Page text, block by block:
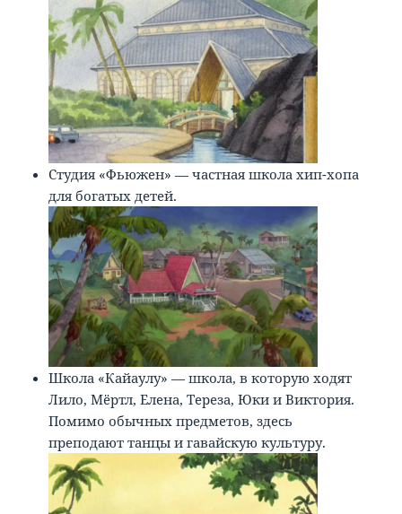
Студия «Фьюжен» — частная школа хип-хопа
для богатых детей.
Школа «Кайаулу» — школа, в которую ходят
Лило, Мёртл, Елена, Тереза, Юки и Виктория.
Помимо обычных предметов, здесь
преподают танцы и гавайскую культуру.